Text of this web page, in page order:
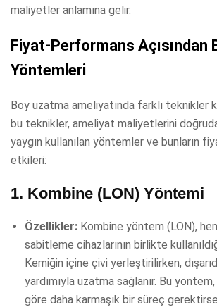
maliyetler anlamına gelir.
Fiyat-Performans Açısından
Yöntemleri
Boy uzatma ameliyatında farklı teknikler
bu teknikler, ameliyat maliyetlerini
yaygın kullanılan yöntemler ve bunların
etkileri:
1. Kombine (LON) Yöntemi
Özellikler: Kombine yöntem (LON),
sabitleme cihazlarının birlikte
Kemiğin içine çivi yerleştirilirken,
yardımıyla uzatma sağlanır. Bu
göre daha karmaşık bir süreç